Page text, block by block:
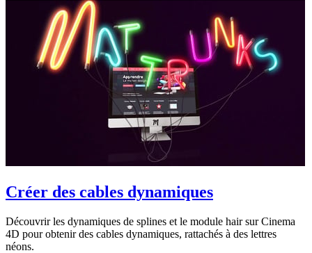
Créer des cables dynamiques
Découvrir les dynamiques de splines et le module hair sur Cinema
4D pour obtenir des cables dynamiques, rattachés à des lettres
néons.